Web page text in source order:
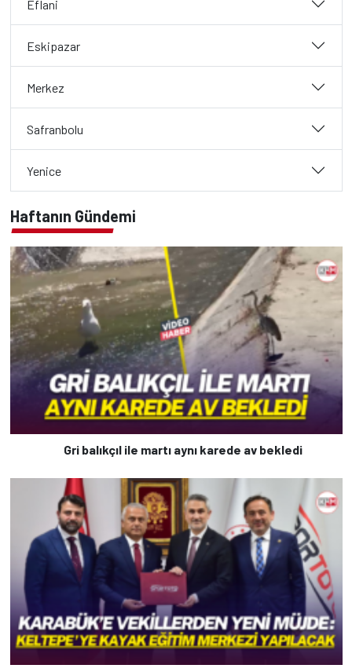
Eflani
Eskipazar
Merkez
Safranbolu
Yenice
Haftanın Gündemi
Gri balıkçıl ile martı aynı karede av bekledi